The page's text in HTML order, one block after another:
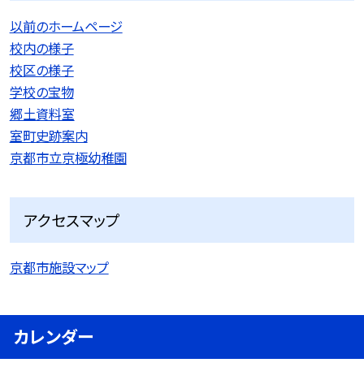
以前のホームページ
校内の様子
校区の様子
学校の宝物
郷土資料室
室町史跡案内
京都市立京極幼稚園
アクセスマップ
京都市施設マップ
カレンダー